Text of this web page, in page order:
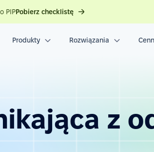
PIPPobierz checklistę
Produkty Rozwiązania
z